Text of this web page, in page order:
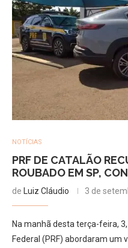
NOTÍCIAS
PRF DE CATALÃO
ROUBADO EM SP,
de Luiz Cláudio 3 de
Na manhã desta terça-feira,
Federal (PRF) abordaram um